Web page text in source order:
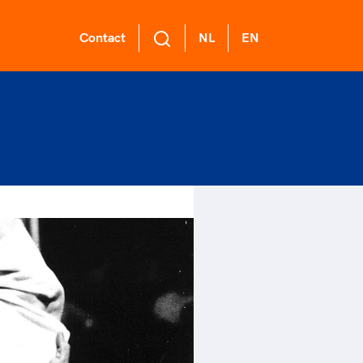
door samen te skaten of
de sportschool te gaan.
samen te juichen voor Sifan
Rico Verhoeven, Diede
en het Nederlands
Of met trots te genieten
de karatewedstrijd van je
de halve marathon van
langs de lijn, in de
kantine en online?
vooral niet? Een
geeft hier richting
dus een belangrijk
van het clubbeleid
en ongewenst
functies binnen
experts,
(technisch)
en
Contact NL EN